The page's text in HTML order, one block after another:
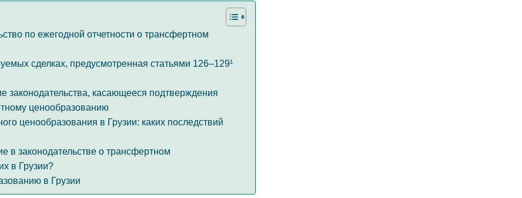
по ежегодной отчетности о трансфертном
сделках, предусмотренная статьями 126–129¹
законодательства, касающееся подтверждения
ценообразованию
ценообразования в Грузии: каких последствий
в законодательстве о трансфертном
в Грузии?
в Грузии